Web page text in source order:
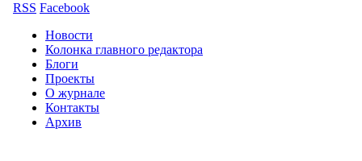
RSS Facebook
Новости
Колонка главного редактора
Блоги
Проекты
О журнале
Контакты
Архив